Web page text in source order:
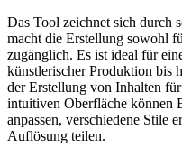
Das Tool zeichnet sich durch
macht die Erstellung sowohl
zugänglich. Es ist ideal für
künstlerischer Produktion bis
der Erstellung von Inhalten
intuitiven Oberfläche können
anpassen, verschiedene Stile
Auflösung teilen.